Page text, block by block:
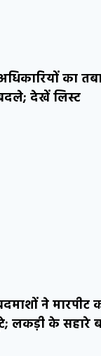
का
देखें लिस्ट
ने मारपीट
लकड़ी के सहारे